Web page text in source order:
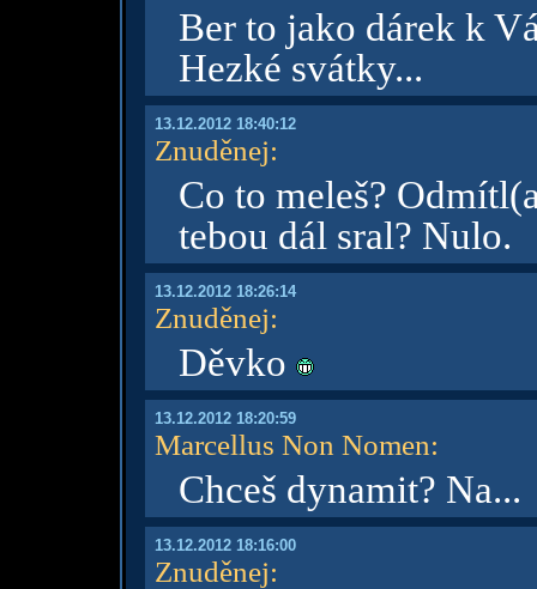
Ber to jako dárek k
Hezké svátky...
13.12.2012 18:40:12
Znuděnej:
Co to meleš?
tebou dál sral? Nulo.
13.12.2012 18:26:14
Znuděnej:
Děvko
13.12.2012 18:20:59
Marcellus Non Nomen:
Chceš dynamit? Na...
13.12.2012 18:16:00
Znuděnej: